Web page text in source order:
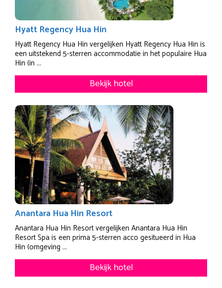
Hyatt Regency Hua Hin
Hyatt Regency Hua Hin vergelijken Hyatt Regency Hua Hin is
een uitstekend 5-sterren accommodatie in het populaire Hua
Hin (in ...
Bekijk hotel
Anantara Hua Hin Resort
Anantara Hua Hin Resort vergelijken Anantara Hua Hin
Resort Spa is een prima 5-sterren acco gesitueerd in Hua
Hin (omgeving ...
Bekijk hotel